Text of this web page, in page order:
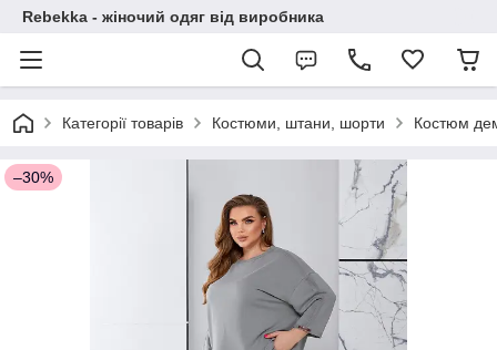
Rebekka - жіночий одяг від виробника
Категорії товарів Костюми, штани, шорти Костюм
–30%